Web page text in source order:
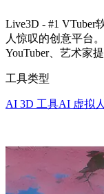
Live3D - #1 VTuber
人惊叹的创意平台
YouTuber、艺术家
工具类型
AI 3D 工具AI 虚拟